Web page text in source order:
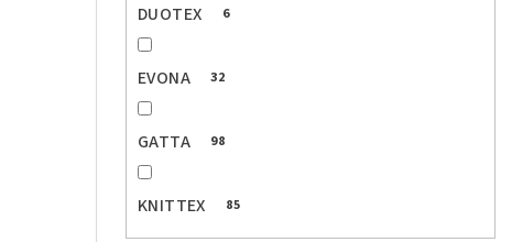
DUOTEX 6
EVONA 32
GATTA 98
KNITTEX 85